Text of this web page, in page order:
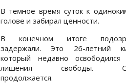
В темное время суток к
голове и забирал ценности.
В конечном итоге
задержали. Это 26-летний
который недавно
лишения свободы.
продолжается.